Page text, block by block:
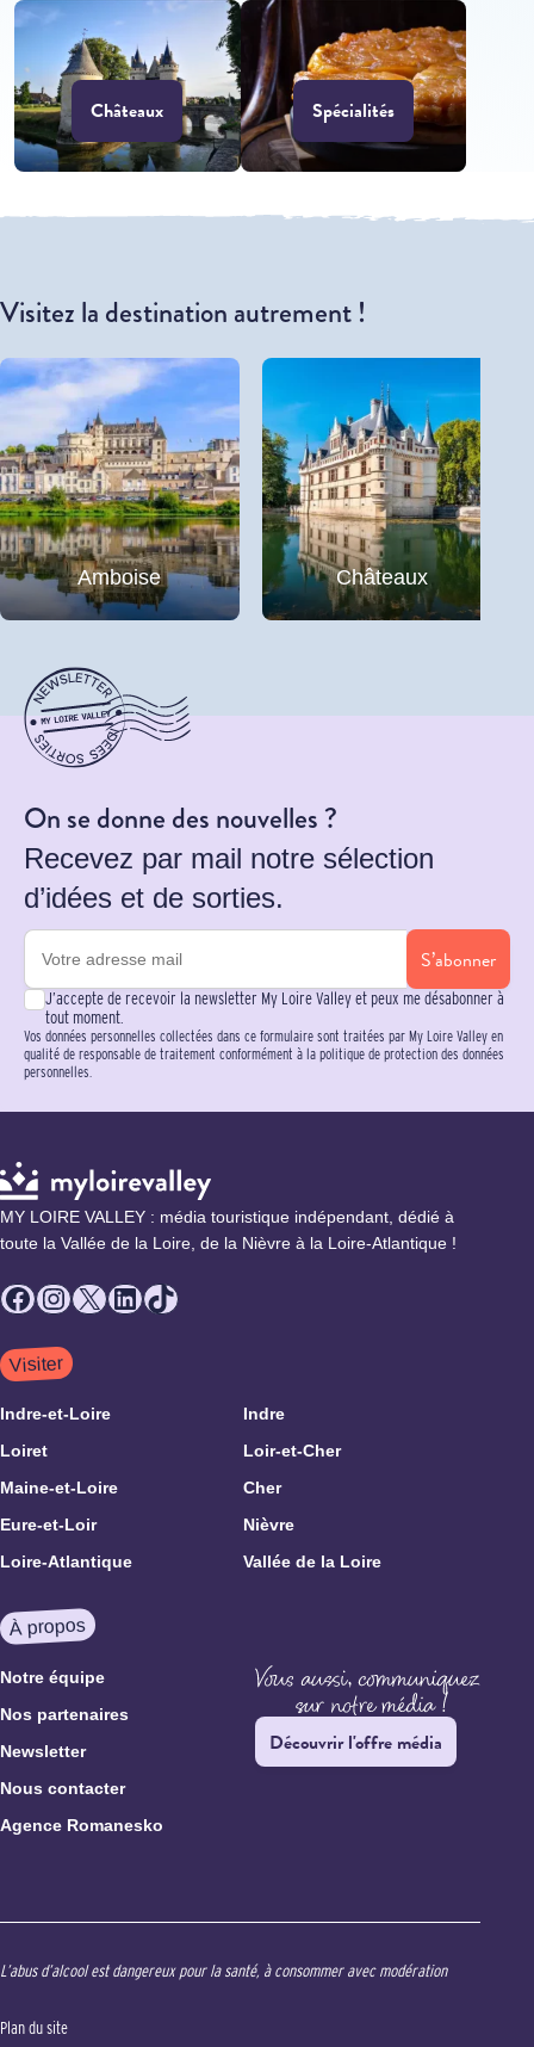
Châteaux Spécialités
Visitez la destination autrement !
Amboise Châteaux
On se donne des nouvelles ?
Recevez par mail notre sélection
d’idées et de sorties.
S’abonner
J’accepte de recevoir la newsletter My Loire Valley et peux me désabonner à
tout moment.
Vos données personnelles collectées dans ce formulaire sont traitées par My Loire Valley en
qualité de responsable de traitement conformément à la politique de protection des données
personnelles.
MY LOIRE VALLEY : média touristique indépendant, dédié à
toute la Vallée de la Loire, de la Nièvre à la Loire-Atlantique !
Facebook
Instagram
X LinkedIn
TikTok
Visiter
Indre-et-Loire
Indre
Loiret
Loir-et-Cher
Maine-et-Loire
Cher
Eure-et-Loir
Nièvre
Loire-Atlantique
Vallée de la Loire
À propos
Notre équipe
Nos partenaires
Newsletter
Nous contacter
Agence Romanesko
Découvrir l'offre média
L’abus d’alcool est dangereux pour la santé, à consommer avec modération
Plan du site